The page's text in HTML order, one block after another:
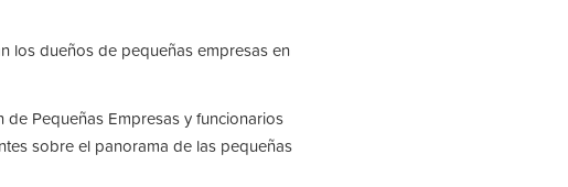
los dueños de pequeñas empresas en
de Pequeñas Empresas y funcionarios
sobre el panorama de las pequeñas